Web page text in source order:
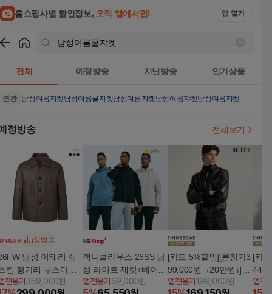
홈쇼핑사별 할인정보, 오직 앱에서만! 앱 열기
전체 예정방송 지난방송 인기상품
연관 남성여름자켓남성여름쿨자켓남성여름쟈켓남성여름쟈켓남성여름쟈켓
정방송 전체보기
생방송
남성 이태리 램
킨 헝가리 구스다운
켓
전용가359,000원
잭니클라우스 26SS 남
성 라이트 재킷+베이스
레이어
앱전용가69,000원
[카드 5%할인][론칭가3
99,000원→20만원↓]블
루핏X로보 남성 나파
앱전용가199,000원
[카
루핏
앱전